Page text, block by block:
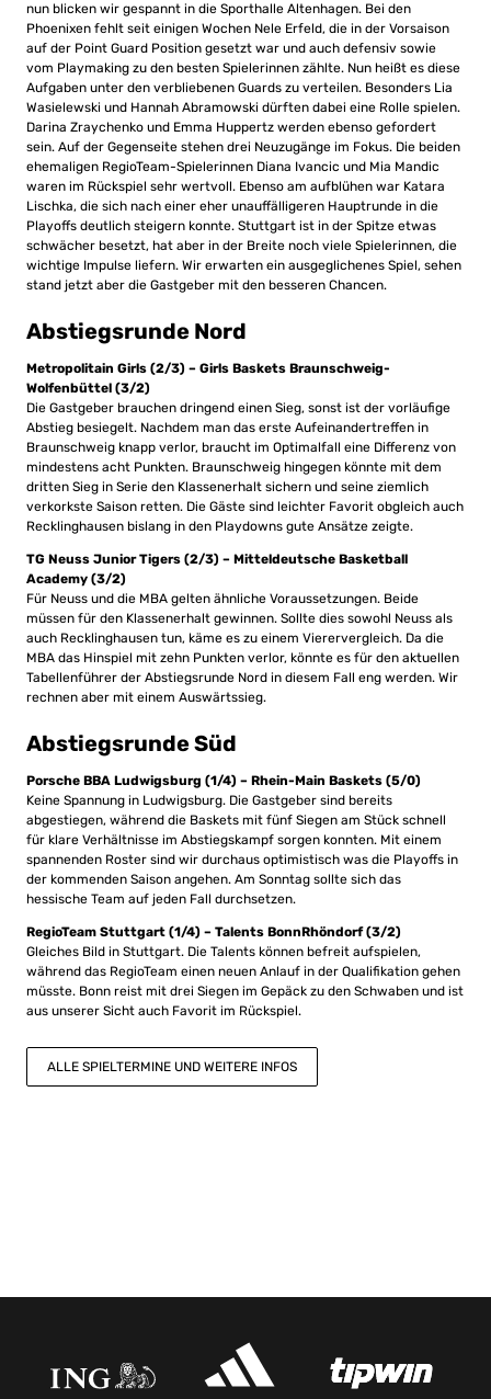
nun blicken wir gespannt in die Sporthalle Altenhagen. Bei den
Phoenixen fehlt seit einigen Wochen Nele Erfeld, die in der Vorsaison
auf der Point Guard Position gesetzt war und auch defensiv sowie
vom Playmaking zu den besten Spielerinnen zählte. Nun heißt es diese
Aufgaben unter den verbliebenen Guards zu verteilen. Besonders Lia
Wasielewski und Hannah Abramowski dürften dabei eine Rolle spielen.
Darina Zraychenko und Emma Huppertz werden ebenso gefordert
sein. Auf der Gegenseite stehen drei Neuzugänge im Fokus. Die beiden
ehemaligen RegioTeam-Spielerinnen Diana Ivancic und Mia Mandic
waren im Rückspiel sehr wertvoll. Ebenso am aufblühen war Katara
Lischka, die sich nach einer eher unauffälligeren Hauptrunde in die
Playoffs deutlich steigern konnte. Stuttgart ist in der Spitze etwas
schwächer besetzt, hat aber in der Breite noch viele Spielerinnen, die
wichtige Impulse liefern. Wir erwarten ein ausgeglichenes Spiel, sehen
stand jetzt aber die Gastgeber mit den besseren Chancen.
Abstiegsrunde Nord
Metropolitain Girls (2/3) – Girls Baskets Braunschweig-
Wolfenbüttel (3/2)
Die Gastgeber brauchen dringend einen Sieg, sonst ist der vorläufige
Abstieg besiegelt. Nachdem man das erste Aufeinandertreffen in
Braunschweig knapp verlor, braucht im Optimalfall eine Differenz von
mindestens acht Punkten. Braunschweig hingegen könnte mit dem
dritten Sieg in Serie den Klassenerhalt sichern und seine ziemlich
verkorkste Saison retten. Die Gäste sind leichter Favorit obgleich auch
Recklinghausen bislang in den Playdowns gute Ansätze zeigte.
TG Neuss Junior Tigers (2/3) – Mitteldeutsche Basketball
Academy (3/2)
Für Neuss und die MBA gelten ähnliche Voraussetzungen. Beide
müssen für den Klassenerhalt gewinnen. Sollte dies sowohl Neuss als
auch Recklinghausen tun, käme es zu einem Vierervergleich. Da die
MBA das Hinspiel mit zehn Punkten verlor, könnte es für den aktuellen
Tabellenführer der Abstiegsrunde Nord in diesem Fall eng werden. Wir
rechnen aber mit einem Auswärtssieg.
Abstiegsrunde Süd
Porsche BBA Ludwigsburg (1/4) – Rhein-Main Baskets (5/0)
Keine Spannung in Ludwigsburg. Die Gastgeber sind bereits
abgestiegen, während die Baskets mit fünf Siegen am Stück schnell
für klare Verhältnisse im Abstiegskampf sorgen konnten. Mit einem
spannenden Roster sind wir durchaus optimistisch was die Playoffs in
der kommenden Saison angehen. Am Sonntag sollte sich das
hessische Team auf jeden Fall durchsetzen.
RegioTeam Stuttgart (1/4) – Talents BonnRhöndorf (3/2)
Gleiches Bild in Stuttgart. Die Talents können befreit aufspielen,
während das RegioTeam einen neuen Anlauf in der Qualifikation gehen
müsste. Bonn reist mit drei Siegen im Gepäck zu den Schwaben und ist
aus unserer Sicht auch Favorit im Rückspiel.
ALLE SPIELTERMINE UND WEITERE INFOS